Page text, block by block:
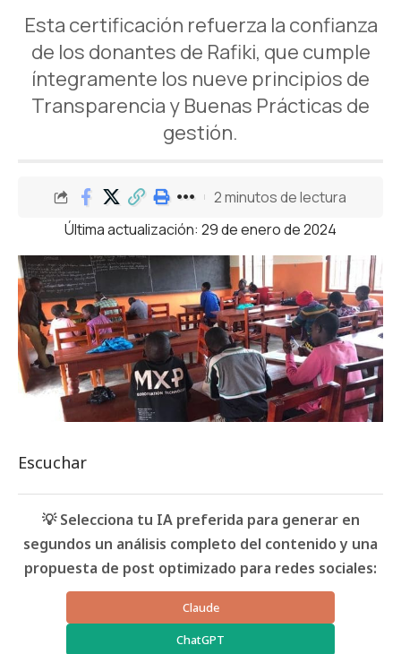
Esta certificación refuerza la confianza
de los donantes de Rafiki, que cumple
íntegramente los nueve principios de
Transparencia y Buenas Prácticas de
gestión.
Última actualización: 29 de enero de 2024
2 minutos de lectura
Escuchar
💡 Selecciona tu IA preferida para generar en
segundos un análisis completo del contenido y una
propuesta de post optimizado para redes sociales:
Claude
ChatGPT